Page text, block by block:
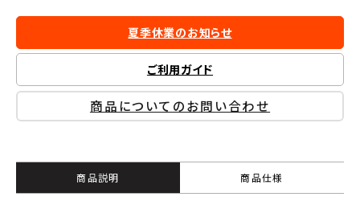
夏季休業のお知らせ
ご利用ガイド
商品についてのお問い合わせ
商品説明 商品仕様